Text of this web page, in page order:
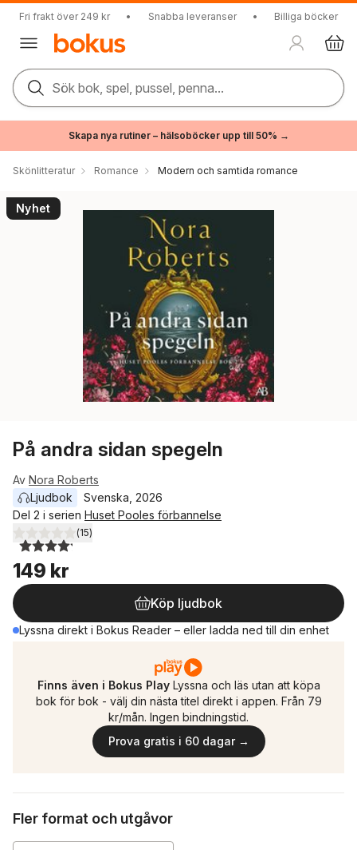
Fri frakt över 249 kr • Snabba leveranser • Billiga böcker
Sök bok, spel, pussel, penna...
Skapa nya rutiner – hälsoböcker upp till 50% →
Skönlitteratur Romance Modern och samtida romance
Nyhet
På andra sidan spegeln
Av Nora Roberts
Ljudbok
Svenska 2026
Del 2 i serien Huset Pooles förbannelse
4,2utav 5 stjärnor. Totalt antal röster:
(15)
149 kr
Köp ljudbok
Lyssna direkt i Bokus Reader – eller ladda ned till din enhet
Finns även i Bokus Play Lyssna och läs utan att köpa
bok för bok - välj din nästa titel direkt i appen. Från 79
kr/mån. Ingen bindningstid.
Prova gratis i 60 dagar →
Fler format och utgåvor